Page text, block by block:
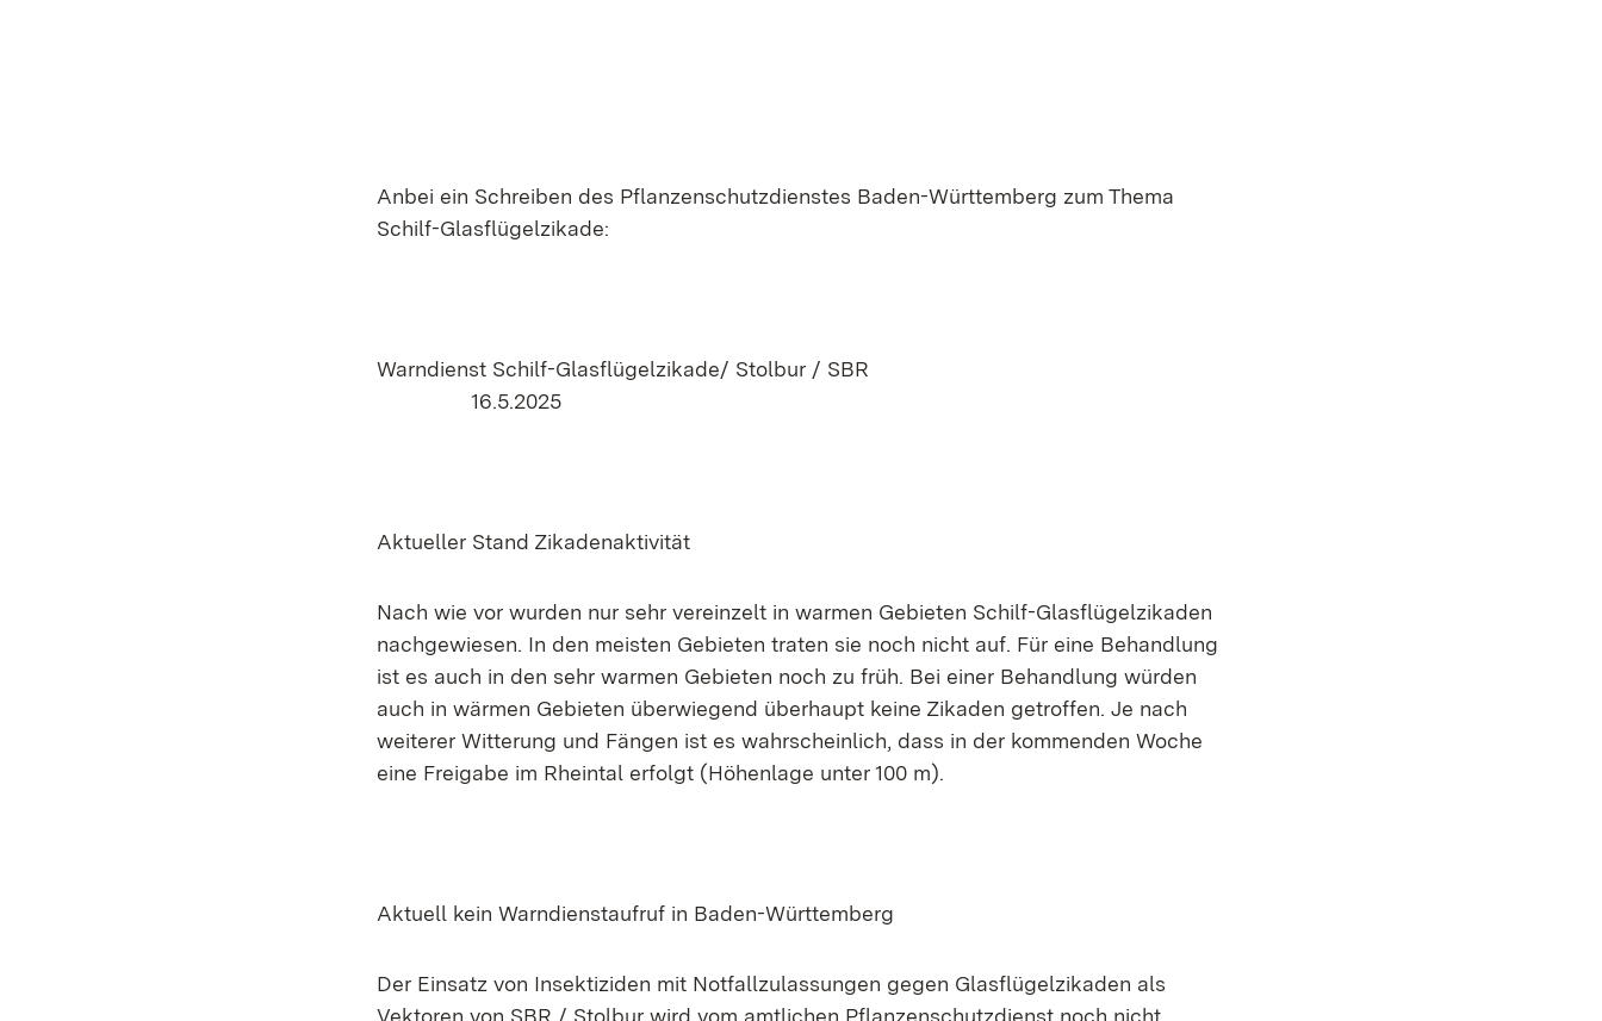
Anbei ein Schreiben des Pflanzenschutzdienstes Baden-Württemberg zum Thema
Schilf-Glasflügelzikade:
Warndienst Schilf-Glasflügelzikade/ Stolbur / SBR
16.5.2025
Aktueller Stand Zikadenaktivität
Nach wie vor wurden nur sehr vereinzelt in warmen Gebieten Schilf-Glasflügelzikaden
nachgewiesen. In den meisten Gebieten traten sie noch nicht auf. Für eine Behandlung
ist es auch in den sehr warmen Gebieten noch zu früh. Bei einer Behandlung würden
auch in wärmen Gebieten überwiegend überhaupt keine Zikaden getroffen. Je nach
weiterer Witterung und Fängen ist es wahrscheinlich, dass in der kommenden Woche
eine Freigabe im Rheintal erfolgt (Höhenlage unter 100 m).
Aktuell kein Warndienstaufruf in Baden-Württemberg
Der Einsatz von Insektiziden mit Notfallzulassungen gegen Glasflügelzikaden als
Vektoren von SBR / Stolbur wird vom amtlichen Pflanzenschutzdienst noch nicht